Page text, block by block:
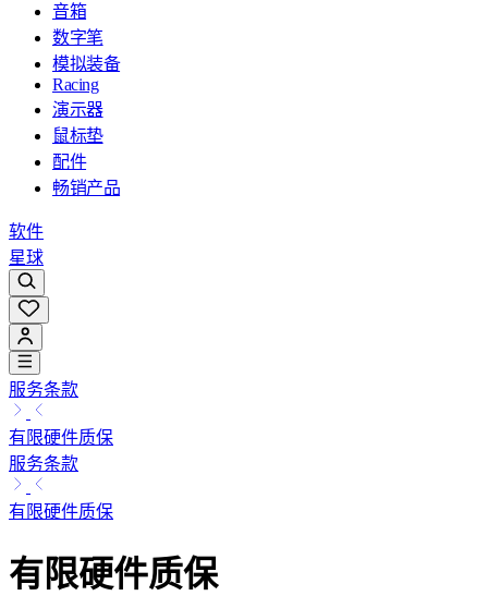
音箱
数字笔
模拟装备
Racing
演示器
鼠标垫
配件
畅销产品
软件
星球
服务条款
有限硬件质保
服务条款
有限硬件质保
有限硬件质保